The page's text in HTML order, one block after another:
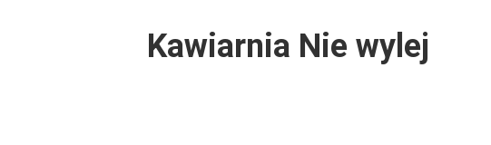
Kawiarnia Nie wylej